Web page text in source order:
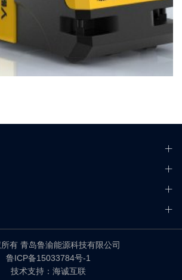
有 青岛鲁渝能源科技有限公司
鲁ICP备15033784号-1
技术支持：海诚互联